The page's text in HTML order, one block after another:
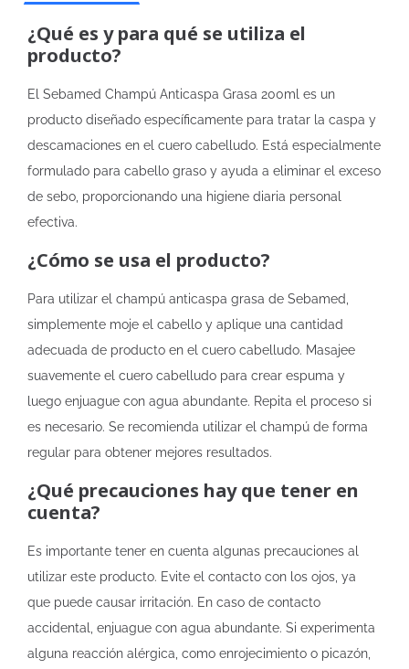
¿Qué es y para qué se utiliza el
producto?
El Sebamed Champú Anticaspa Grasa 200ml es un
producto diseñado específicamente para tratar la caspa y
descamaciones en el cuero cabelludo. Está especialmente
formulado para cabello graso y ayuda a eliminar el exceso
de sebo, proporcionando una higiene diaria personal
efectiva.
¿Cómo se usa el producto?
Para utilizar el champú anticaspa grasa de Sebamed,
simplemente moje el cabello y aplique una cantidad
adecuada de producto en el cuero cabelludo. Masajee
suavemente el cuero cabelludo para crear espuma y
luego enjuague con agua abundante. Repita el proceso si
es necesario. Se recomienda utilizar el champú de forma
regular para obtener mejores resultados.
¿Qué precauciones hay que tener en
cuenta?
Es importante tener en cuenta algunas precauciones al
utilizar este producto. Evite el contacto con los ojos, ya
que puede causar irritación. En caso de contacto
accidental, enjuague con agua abundante. Si experimenta
alguna reacción alérgica, como enrojecimiento o picazón,